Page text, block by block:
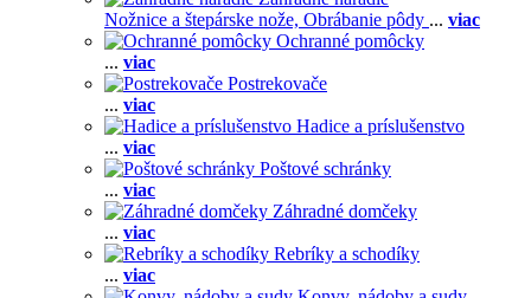
Nožnice a štepárske nože, Obrábanie pôdy ... viac
Ochranné pomôcky
... viac
Postrekovače
... viac
Hadice a príslušenstvo
... viac
Poštové schránky
... viac
Záhradné domčeky
... viac
Rebríky a schodíky
... viac